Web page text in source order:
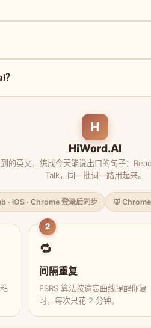
H
HiWord.AI
的英文，练成今天能说出口的句子：
Talk，同一批词一路用起来。
· iOS · Chrome 登录后同步 🦊
2
🔁
间隔重复
FSRS 算法按遗忘曲线提醒你复
习，每次只花 2 分钟。